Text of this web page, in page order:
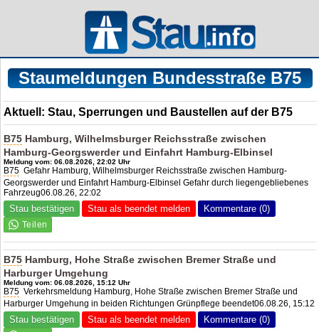
Staumeldungen Bundesstraße B75
Aktuell: Stau, Sperrungen und Baustellen auf der B75
B75 Hamburg, Wilhelmsburger Reichsstraße zwischen
Hamburg-Georgswerder und Einfahrt Hamburg-Elbinsel
Meldung vom: 06.08.2026, 22:02 Uhr
B75 Gefahr Hamburg, Wilhelmsburger Reichsstraße zwischen Hamburg-
Georgswerder und Einfahrt Hamburg-Elbinsel Gefahr durch liegengebliebenes
Fahrzeug06.08.26, 22:02
Stau bestätigen Stau als beendet melden Kommentare (0)
B75 Hamburg, Hohe Straße zwischen Bremer Straße und
Harburger Umgehung
Meldung vom: 06.08.2026, 15:12 Uhr
B75 Verkehrsmeldung Hamburg, Hohe Straße zwischen Bremer Straße und
Harburger Umgehung in beiden Richtungen Grünpflege beendet06.08.26, 15:12
Stau bestätigen Stau als beendet melden Kommentare (0)